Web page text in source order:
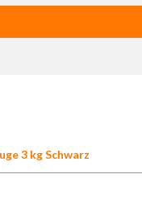
3 kg Schwarz